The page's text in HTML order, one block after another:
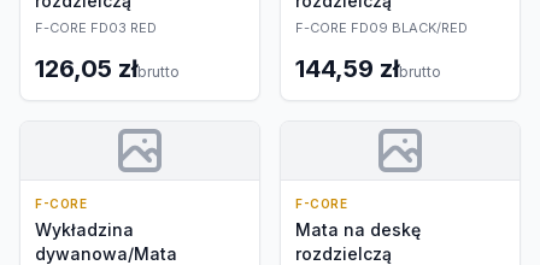
F-CORE FD03 RED
126,05 złbrutto
F-CORE FD09 BLACK/RED
144,59 złbrutto
F-CORE
Wykładzina
dywanowa/Mata
F-CORE
Mata na deskę
rozdzielczą